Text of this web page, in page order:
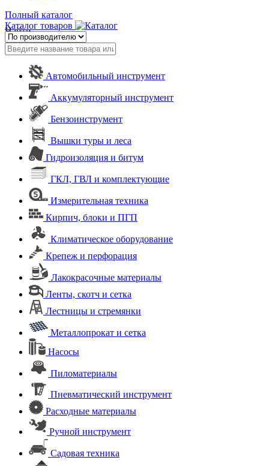
Полный каталог
Каталог товаров
Найти
Автомобильный инструмент
Аккумуляторный инструмент
Бензоинструмент
Вышки туры и леса
Гидроизоляция и битум
ГКЛ, ГВЛ и комплектующие
Измерительная техника
Кирпич, блоки и ПГП
Климатическое оборудование
Крепеж и перфорация
Лакокрасочные материалы
Ленты, скотч и сетка
Лестницы и стремянки
Металлопрокат и сетка
Насосы
Пиломатериалы
Пневматический инструмент
Расходные материалы
Ручной инструмент
Садовая техника